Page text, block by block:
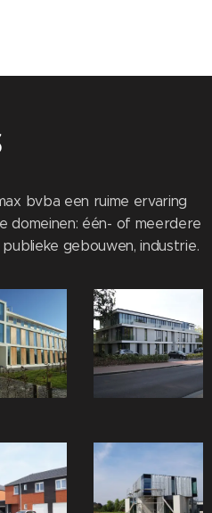
bvba een ruime ervaring
domeinen: één- of meerdere
gebouwen, industrie.